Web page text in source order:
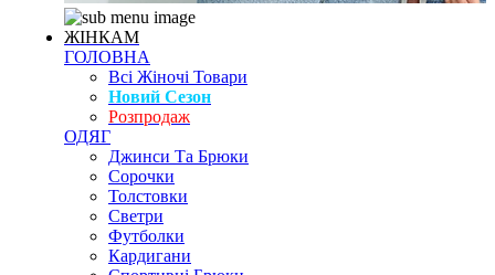
ЖІНКАМ
ГОЛОВНА
Всі Жіночі Товари
Новий Сезон
Розпродаж
ОДЯГ
Джинси Та Брюки
Сорочки
Толстовки
Светри
Футболки
Кардигани